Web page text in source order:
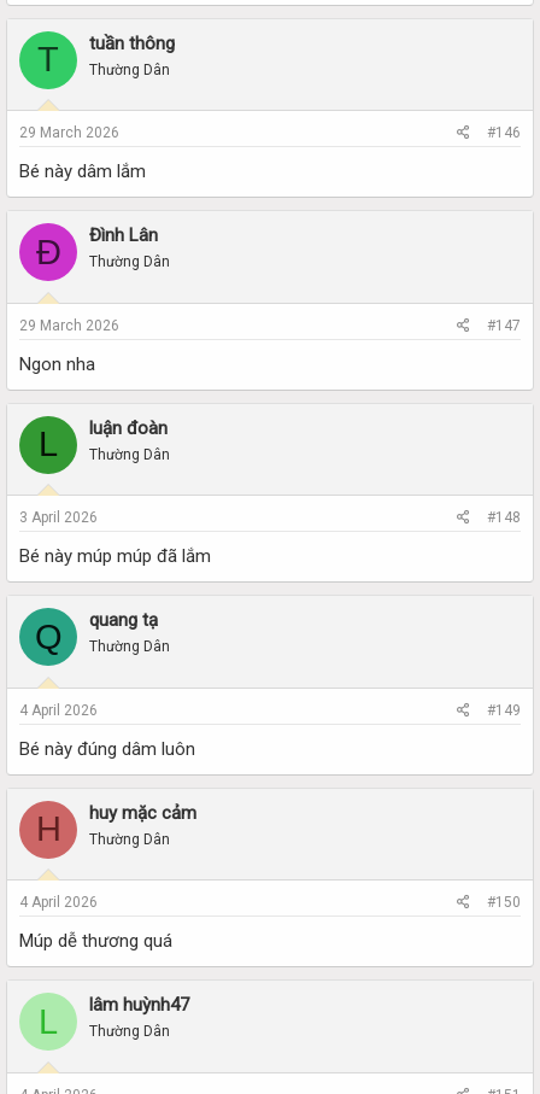
T tuần thông
Thường Dân
29 March 2026 #146
Bé này dâm lắm
Đ Đình Lân
Thường Dân
29 March 2026 #147
Ngon nha
L luận đoàn
Thường Dân
3 April 2026 #148
Bé này múp múp đã lắm
Q quang tạ
Thường Dân
4 April 2026 #149
Bé này đúng dâm luôn
H huy mặc cảm
Thường Dân
4 April 2026 #150
Múp dễ thương quá
L lâm huỳnh47
Thường Dân